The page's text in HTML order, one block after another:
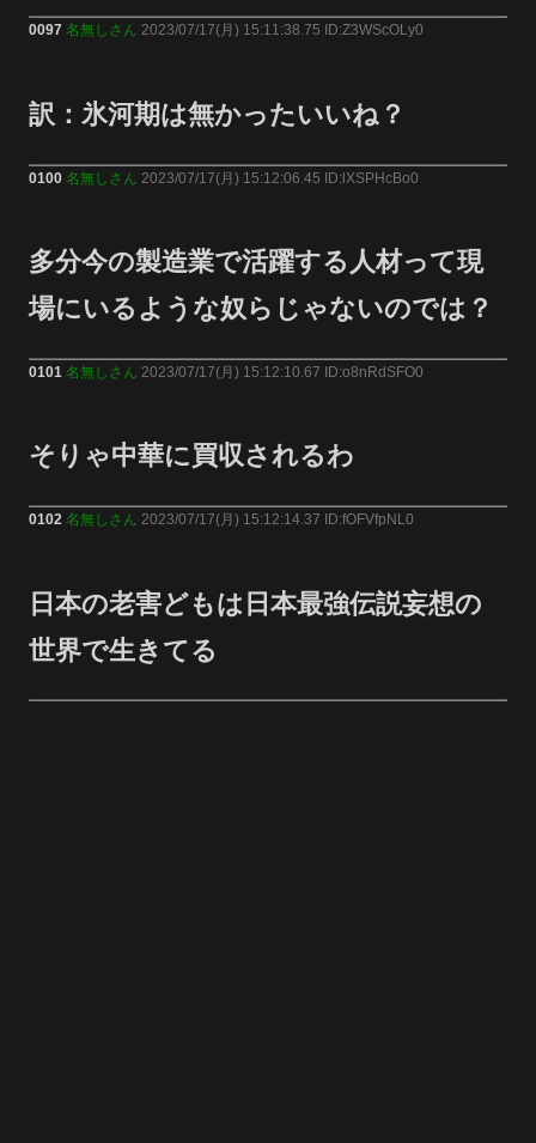
0097 名無しさん 2023/07/17(月) 15:11:38.75 ID:Z3WScOLy0
訳：氷河期は無かったいいね？
0100 名無しさん 2023/07/17(月) 15:12:06.45 ID:lXSPHcBo0
多分今の製造業で活躍する人材って現
場にいるような奴らじゃないのでは？
0101 名無しさん 2023/07/17(月) 15:12:10.67 ID:o8nRdSFO0
そりゃ中華に買収されるわ
0102 名無しさん 2023/07/17(月) 15:12:14.37 ID:fOFVfpNL0
日本の老害どもは日本最強伝説妄想の
世界で生きてる